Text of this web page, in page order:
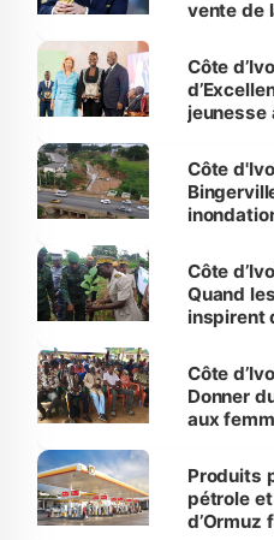
vente de
Côte
jeunesse
Côte
Côte
Quand
inspirent
Côte
Donner
aux
menacées
Produits
pétrole
d’Ormuz